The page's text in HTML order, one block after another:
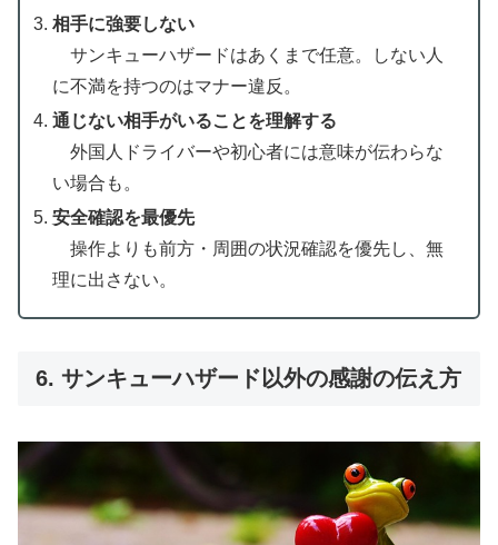
相手に強要しない
サンキューハザードはあくまで任意。しない人
に不満を持つのはマナー違反。
通じない相手がいることを理解する
外国人ドライバーや初心者には意味が伝わらな
い場合も。
安全確認を最優先
操作よりも前方・周囲の状況確認を優先し、無
理に出さない。
6. サンキューハザード以外の感謝の伝え方